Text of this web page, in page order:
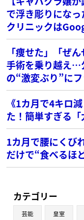
で浮き彫りにな
クリニックは
「痩せた」「ぜ
手術を乗り越え…
の“激変ぶり”に
《1カ月で4キロ
た！簡単すぎる
1カ月で腰にくび
だけで“食べるほ
カテゴリー
芸能 皇室